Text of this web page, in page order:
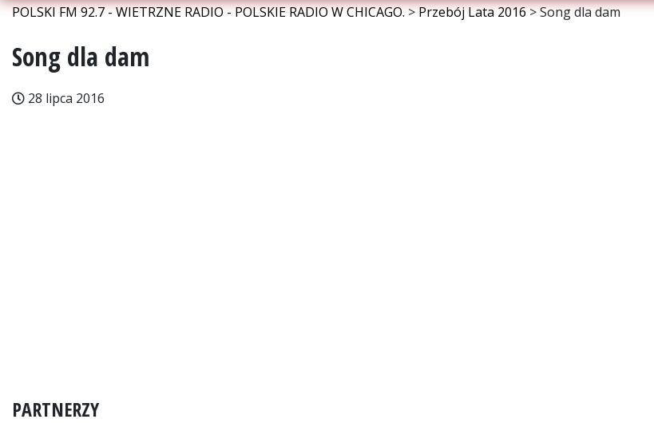
POLSKI FM 92.7 - WIETRZNE RADIO - POLSKIE RADIO W CHICAGO.>Przebój Lata 2016>Song dla dam
Song dla dam
28 lipca 2016
PARTNERZY